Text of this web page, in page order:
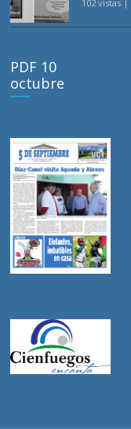
102 vistas |
PDF 10
octubre